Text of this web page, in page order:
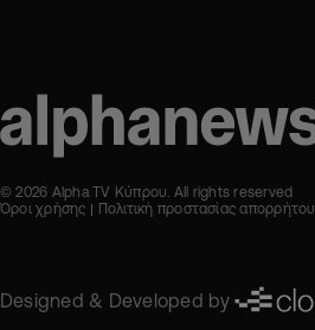
© 2026 Alpha TV Κύπρου. All rights reserved
Όροι χρήσης
Πολιτική προστασίας απορρήτου
Designed & Developed by